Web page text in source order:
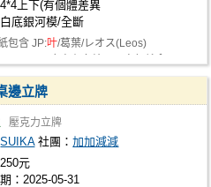
上下(有個體差異
底銀河模/全斷
包含 JP:叶/葛葉/レオス(Leos)
邊立牌
壓克力立牌
SUIKA 社團：加加減減
元
：2025-05-31